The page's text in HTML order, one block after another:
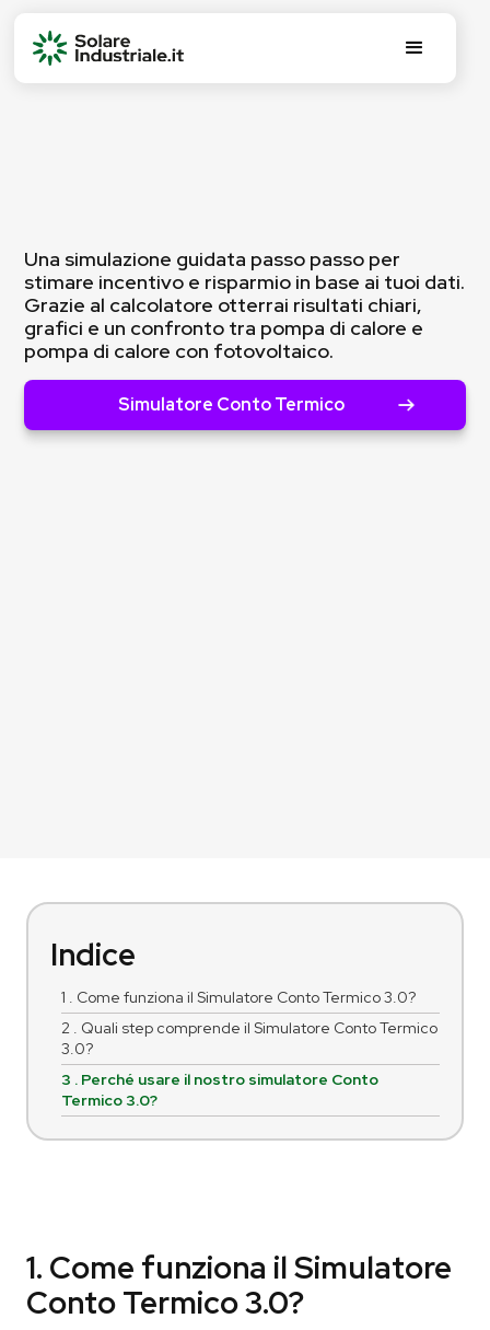
Una simulazione guidata passo passo per
stimare incentivo e risparmio in base ai tuoi dati.
Grazie al calcolatore otterrai risultati chiari,
grafici e un confronto tra pompa di calore e
pompa di calore con fotovoltaico.
Simulatore Conto Termico
Indice
1 . Come funziona il Simulatore Conto Termico 3.0?
2 . Quali step comprende il Simulatore Conto Termico
3.0?
3 . Perché usare il nostro simulatore Conto
Termico 3.0?
1. Come funziona il Simulatore
Conto Termico 3.0?